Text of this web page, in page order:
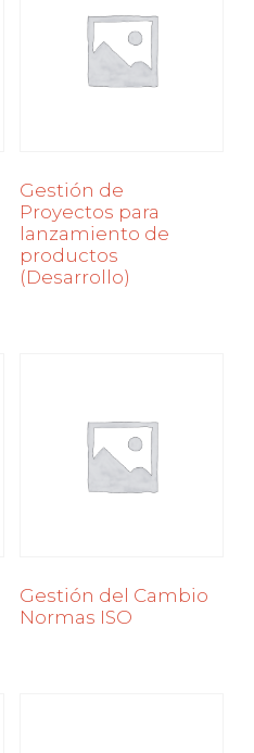
Gestión de
Proyectos para
lanzamiento de
productos
(Desarrollo)
Gestión del Cambio
Normas ISO